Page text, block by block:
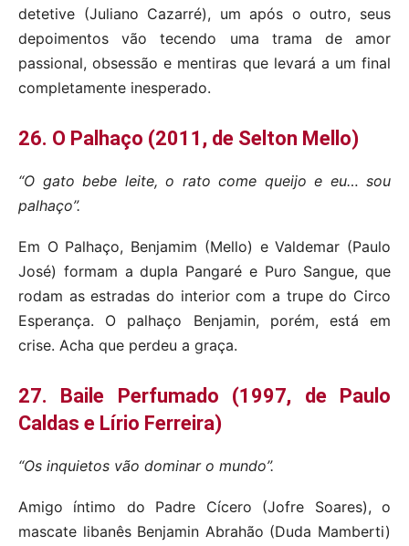
detetive (Juliano Cazarré), um após o outro, seus
depoimentos vão tecendo uma trama de amor
passional, obsessão e mentiras que levará a um final
completamente inesperado.
26. O Palhaço (2011, de Selton Mello)
“O gato bebe leite, o rato come queijo e eu… sou
palhaço”.
Em O Palhaço, Benjamim (Mello) e Valdemar (Paulo
José) formam a dupla Pangaré e Puro Sangue, que
rodam as estradas do interior com a trupe do Circo
Esperança. O palhaço Benjamin, porém, está em
crise. Acha que perdeu a graça.
27. Baile Perfumado (1997, de Paulo
Caldas e Lírio Ferreira)
“Os inquietos vão dominar o mundo”.
Amigo íntimo do Padre Cícero (Jofre Soares), o
mascate libanês Benjamin Abrahão (Duda Mamberti)